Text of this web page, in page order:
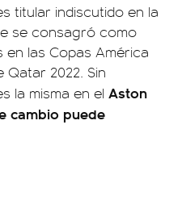
titular indiscutido en la
se consagró como
las Copas América
Qatar 2022. Sin
la misma en el Aston
cambio puede